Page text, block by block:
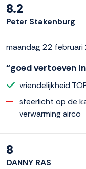
8.2
Peter Stakenburg
maandag 22 februari
“goed vertoeven
vriendelijkheid
sfeerlicht op de
verwarming airco
8
DANNY RAS